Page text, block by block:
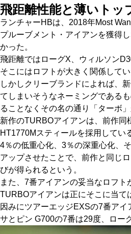
飛距離性能と薄いトッ
ランチャーHBは、2018年Most
プルーブメント・アイアンを獲得
かった。
飛距離ではローグX、ウィルソン
そこにはロフトが大きく関係してい
しかしクリーブランドによれば、
てしまいそうなネーミングである
ることなくその名の通り「ターボ
新作のTURBOアイアンは、前作同
HT1770Mスティールを採用してい
4％の低重心化、3％の深重心化、
アップさせたことで、前作と同じ
びが得られるという。
また、7番アイアンの妥当なロフト
TURBOアイアンは正にそこに当て
因みにツアーエッジEXSの7番アイ
サとピン G700の7番は29度、ロー